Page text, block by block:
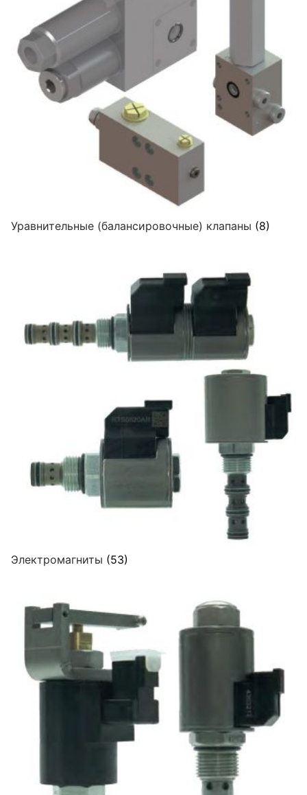
Уравнительные (балансировочные) клапаны (8)
Электромагниты (53)